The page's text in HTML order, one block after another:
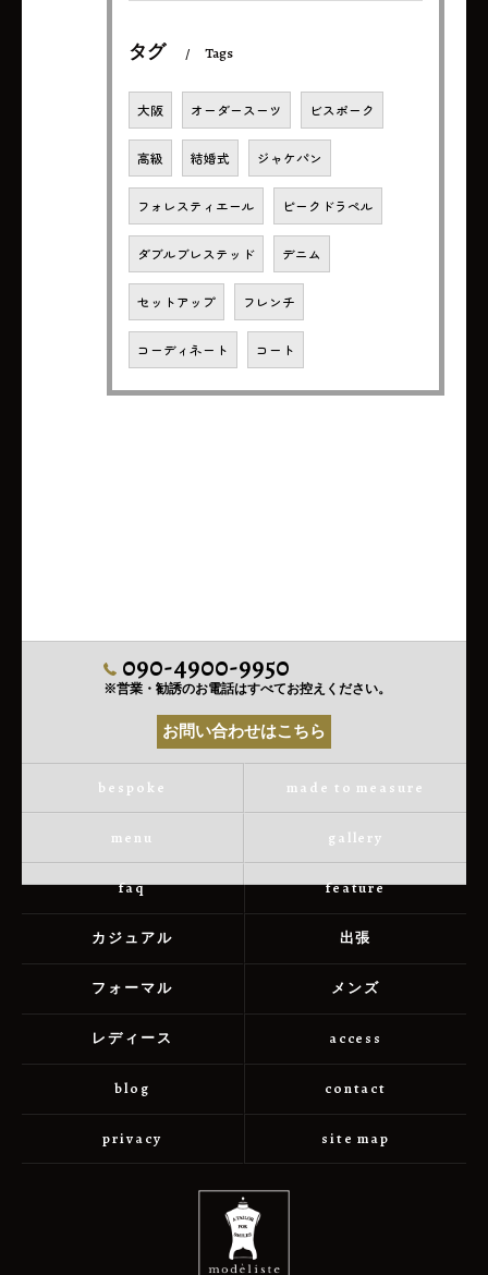
タグ Tags
大阪 オーダースーツ ビスポーク
高級 結婚式 ジャケパン
フォレスティエール ピークドラペル
ダブルブレステッド デニム
セットアップ フレンチ
コーディネート コート
090-4900-9950
※営業・勧誘のお電話はすべてお控えください。
お問い合わせはこちら
bespoke made to measure
menu gallery
faq feature
カジュアル 出張
フォーマル メンズ
レディース access
blog contact
privacy site map